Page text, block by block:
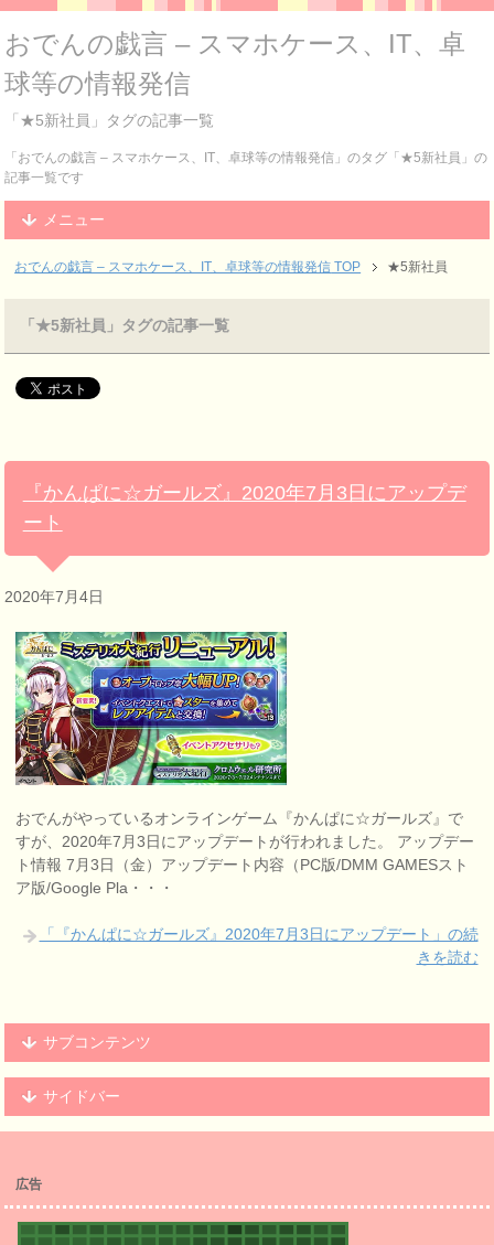
おでんの戯言 – スマホケース、IT、卓
球等の情報発信
「★5新社員」タグの記事一覧
「おでんの戯言 – スマホケース、IT、卓球等の情報発信」のタグ「★5新社員」の
記事一覧です
メニュー
おでんの戯言 – スマホケース、IT、卓球等の情報発信 TOP ★5新社員
「★5新社員」タグの記事一覧
『かんぱに☆ガールズ』2020年7月3日にアップデ
ート
2020年7月4日
おでんがやっているオンラインゲーム『かんぱに☆ガールズ』で
すが、2020年7月3日にアップデートが行われました。 アップデー
ト情報 7月3日（金）アップデート内容（PC版/DMM GAMESスト
ア版/Google Pla・・・
「『かんぱに☆ガールズ』2020年7月3日にアップデート」の続
きを読む
サブコンテンツ
サイドバー
広告